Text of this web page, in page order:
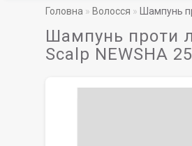
Головна Волосся Шампунь
Шампунь проти
Scalp NEWSHA